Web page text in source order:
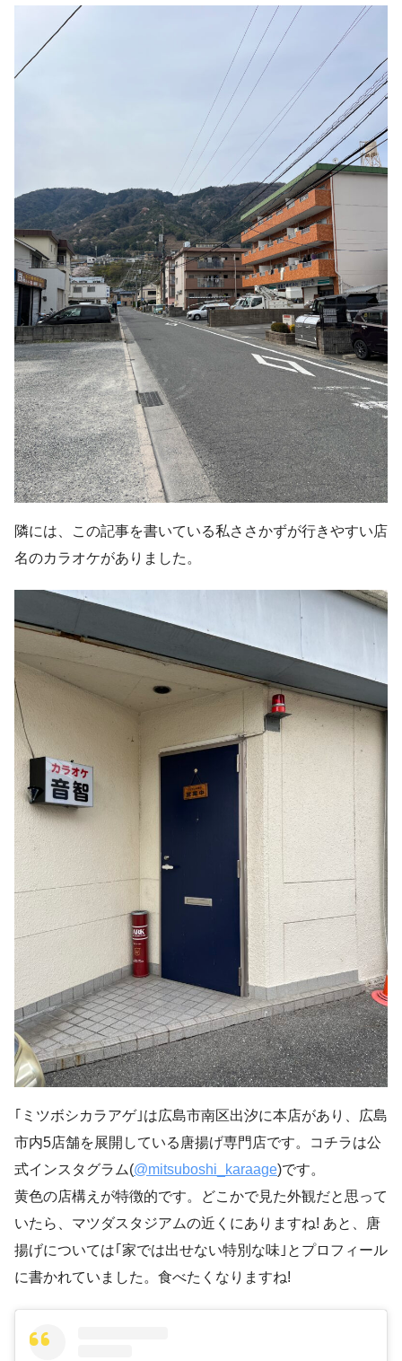
隣には、この記事を書いている私ささかずが行きやすい店
名のカラオケがありました。
｢ミツボシカラアゲ｣は広島市南区出汐に本店があり、広島
市内5店舗を展開している唐揚げ専門店です。コチラは公
式インスタグラム(@mitsuboshi_karaage)です。
黄色の店構えが特徴的です。どこかで見た外観だと思って
いたら、マツダスタジアムの近くにありますね! あと、唐
揚げについては｢家では出せない特別な味｣とプロフィール
に書かれていました。食べたくなりますね!